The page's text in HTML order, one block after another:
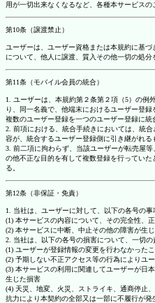
用が一切出来なくなるなど、各種本サービスの
第10条（譲渡禁止）
ユーザーは、ユーザー資格または本規約に基
について、他人に譲渡、質入その他一切の処分
第11条（モバイル会員の統合）
1. ユーザーは、本規約第２条第２項（5）の例
り、同一名義で、他端末におけるユーザー登
複数のユーザー登録を一つのユーザー登録に統
2. 前項における、統合手続きにおいては、統
容が、統合するユーザー登録側に引き継がれる
3. 前二項に拘わらず、当該ユーザーが転売屋
の他不正な目的を有して複数登録を行ってい
る。
第12条（非保証・免責）
1. 当社は、ユーザーに対して、以下の各号の事
(1) 本サービスの内容について、その完全性、
(2) 本サービスに中断、中止その他の障害が生
2. 当社は、以下の各号の損害について、一切の
(1) ユーザーが登録情報の変更を行わなかった
(2) 予期しない不正アクセス等の行為によりユ
(3) 本サービスの利用に関連してユーザーが日
生じた損害
(4) 天災、地変、火災、ストライキ、通商停止
抗力により本契約の全部又は一部に不履行が